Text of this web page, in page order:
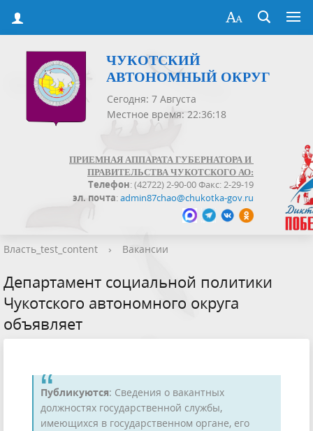
ЧУКОТСКИЙ
АВТОНОМНЫЙ ОКРУГ
Сегодня: 7 Августа
Местное время: 22:36:18
ПРИЕМНАЯ АППАРАТА ГУБЕРНАТОРА И
ПРАВИТЕЛЬСТВА ЧУКОТСКОГО АО:
Телефон: (42722) 2-90-00 Факс: 2-29-19
эл. почта:admin87chao@chukotka-gov.ru
Власть_test_content › Вакансии
Департамент социальной политики
Чукотского автономного округа
объявляет
Публикуются: Сведения о вакантных
должностях государственной службы,
имеющихся в государственном органе, его